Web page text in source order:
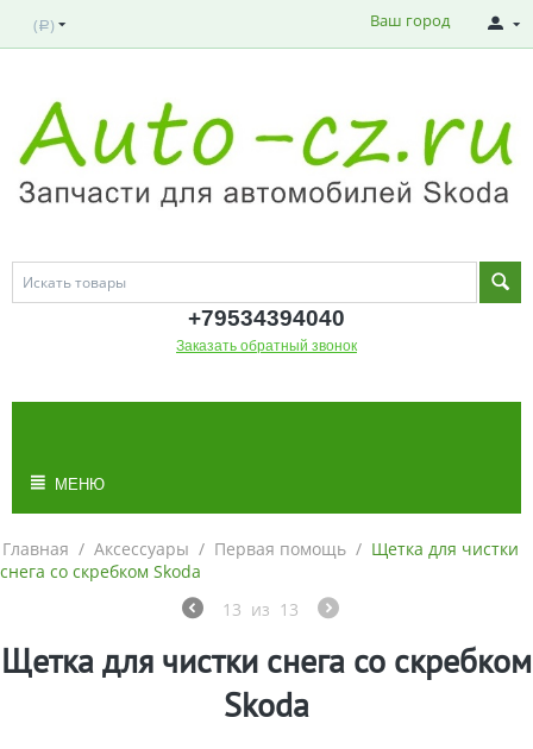
( Р ) Ваш город
+79534394040
Заказать обратный звонок
МЕНЮ
Главная / Аксессуары / Первая помощь / Щетка для чистки
снега со скребком Skoda
13 из 13
Щетка для чистки снега со скребком
Skoda